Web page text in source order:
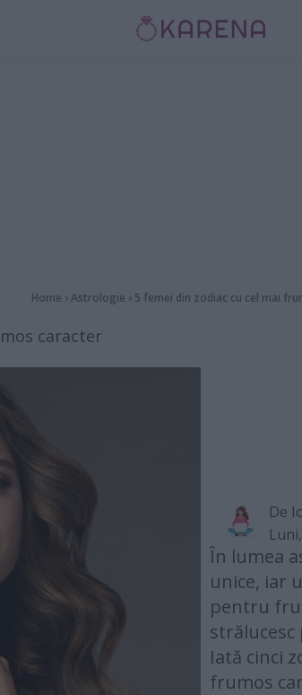
Home ›Astrologie › 5 femei din zodiac cu cel mai
caracter
De
În lumea
unice, iar
pentru
Iată cinci
frumos